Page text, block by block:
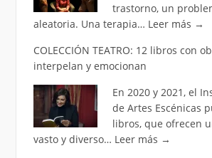
trastorno, un
aleatoria. Una terapia… Leer más →
COLECCIÓN TEATRO: 12 libros con
interpelan y emocionan
En 2020 y 2021, el
de Artes Escénicas
libros, que ofrecen
vasto y diverso… Leer más →